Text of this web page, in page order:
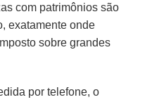
com patrimônios são
exatamente onde
sobre grandes
por telefone, o